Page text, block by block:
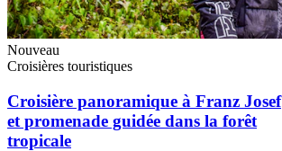
Nouveau
Croisières touristiques
Croisière panoramique à Franz Josef
et promenade guidée dans la forêt
tropicale